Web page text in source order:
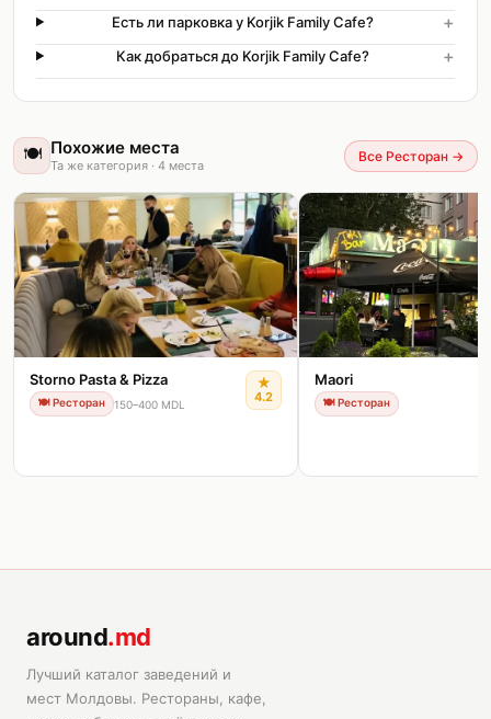
Есть ли парковка у Korjik Family Cafe? +
Как добраться до Korjik Family Cafe? +
🍽️ Похожие места
Та же категория · 4 места
Все Ресторан →
Storno Pasta & Pizza
🍽️Ресторан 150–400 MDL
★
4.2
Maori
🍽️Ресторан
around.md
Лучший каталог заведений и
мест Молдовы. Рестораны, кафе,